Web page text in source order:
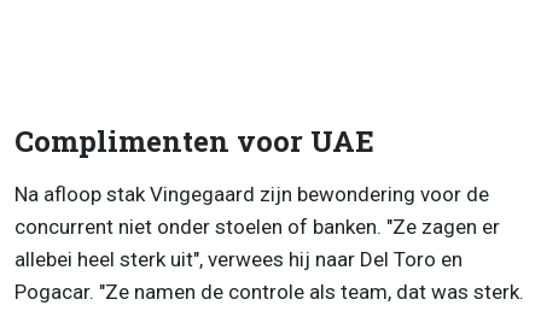
Complimenten voor UAE
Na afloop stak Vingegaard zijn bewondering voor de
concurrent niet onder stoelen of banken. "Ze zagen er
allebei heel sterk uit", verwees hij naar Del Toro en
Pogacar. "Ze namen de controle als team, dat was sterk.